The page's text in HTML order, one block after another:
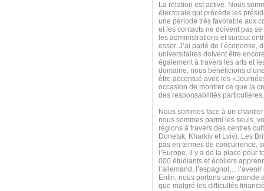
La relation est active. Nous
électorale qui précède les
une période très favorable aux
et les contacts ne doivent pas
les administrations et surtout
essor. J’ai parlé de l’économie,
universitaires doivent être
également à travers les arts et
domaine, nous bénéficions
être accentué avec les
occasion de montrer ce que la
des responsabilités
Nous sommes face à un
nous sommes parmi les seuls,
régions à travers des centres
Donetsk, Kharkiv et Lviv). Les
pas en termes de concurrence,
l’Europe, il y a de la place pour
000 étudiants et écoliers
l’allemand, l’espagnol…
Enfin, nous portons une grande
que malgré les difficultés